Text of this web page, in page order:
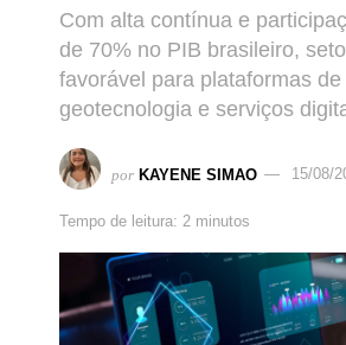
Com alta contínua e
de 70% no PIB brasileiro,
favorável para plataformas de
geotecnologia e serviços
por KAYENE SIMAO 15/08/
Tempo de leitura: 2 minutos